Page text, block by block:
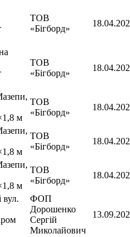
ТОВ
«Бігборд»
ТОВ
«Бігборд»
м
ТОВ
«Бігборд»
м
ТОВ
«Бігборд»
м
ТОВ
«Бігборд»
вул.
ФОП
Дорошенко
Сергій
Миколайович